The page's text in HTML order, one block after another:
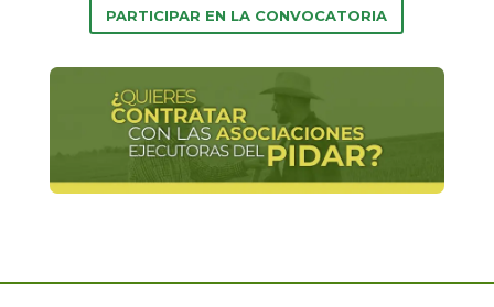
PARTICIPAR EN LA CONVOCATORIA